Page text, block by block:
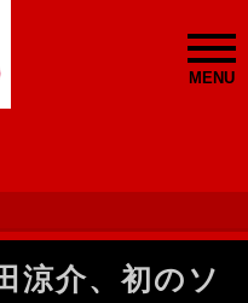
MENU
涼介、初のソ